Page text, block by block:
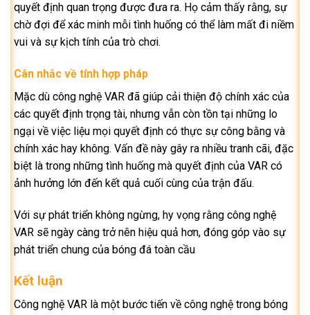
quyết định quan trọng được đưa ra. Họ cảm thấy rằng, sự
chờ đợi để xác minh mỗi tình huống có thể làm mất đi niềm
vui và sự kịch tính của trò chơi.
Cân nhắc về tính hợp pháp
Mặc dù công nghệ VAR đã giúp cải thiện độ chính xác của
các quyết định trọng tài, nhưng vẫn còn tồn tại những lo
ngại về việc liệu mọi quyết định có thực sự công bằng và
chính xác hay không. Vấn đề này gây ra nhiều tranh cãi, đặc
biệt là trong những tình huống mà quyết định của VAR có
ảnh hưởng lớn đến kết quả cuối cùng của trận đấu.
Với sự phát triển không ngừng, hy vọng rằng công nghệ
VAR sẽ ngày càng trở nên hiệu quả hơn, đóng góp vào sự
phát triển chung của bóng đá toàn cầu
Kết luận
Công nghệ VAR là một bước tiến về công nghệ trong bóng